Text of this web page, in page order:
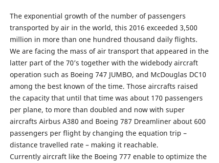
The exponential growth of the number of passengers
transported by air in the world, this 2016 exceeded 3,500
million in more than one hundred thousand daily flights.
We are facing the mass of air transport that appeared in the
latter part of the 70’s together with the widebody aircraft
operation such as Boeing 747 JUMBO, and McDouglas DC10
among the best known of the time. Those aircrafts raised
the capacity that until that time was about 170 passengers
per plane, to more than doubled and now with super
aircrafts Airbus A380 and Boeing 787 Dreamliner about 600
passengers per flight by changing the equation trip –
distance travelled rate – making it reachable.
Currently aircraft like the Boeing 777 enable to optimize the